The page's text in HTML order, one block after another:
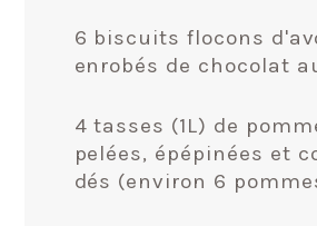
6 biscuits flocons
enrobés de chocolat
4 tasses (1L) de
pelées, épépinées et
dés (environ 6